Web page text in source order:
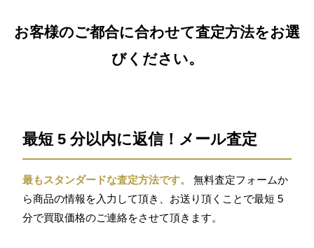
お客様のご都合に合わせて査定方法をお選
びください。
最短 5 分以内に返信！メール査定
最もスタンダードな査定方法です。
無料査定フォームか
ら商品の情報を入力して頂き、お送り頂くことで最短 5
分で買取価格のご連絡をさせて頂きます。